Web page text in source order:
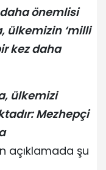
daha önemlisi
ülkemizin ‘milli
kez daha
ülkemizi
Mezhepçi
açıklamada şu